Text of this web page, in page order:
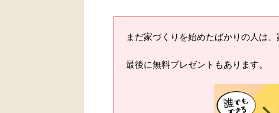
まだ家づくりを始めたばかりの人は
最後に無料プレゼントもあります。